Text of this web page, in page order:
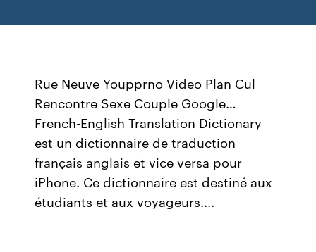
Rue Neuve Youpprno Video Plan Cul
Rencontre Sexe Couple Google…
French-English Translation Dictionary
est un dictionnaire de traduction
français anglais et vice versa pour
iPhone. Ce dictionnaire est destiné aux
étudiants et aux voyageurs....